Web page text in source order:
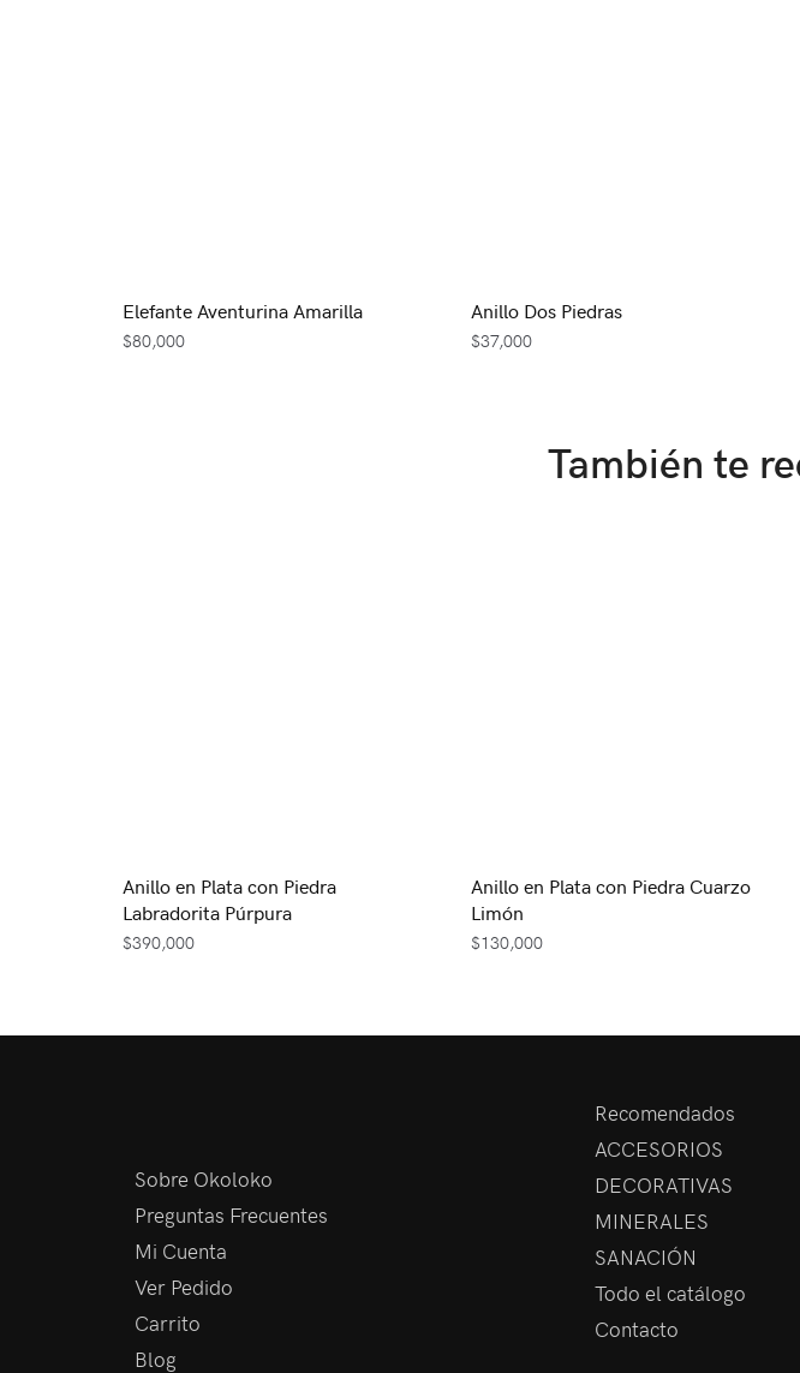
Elefante Aventurina Amarilla
$80,000
Anillo Dos Piedras
$37,000
También te
Anillo en Plata con Piedra
Labradorita Púrpura
$390,000
Anillo en Plata con Piedra Cuarzo
Limón
$130,000
Sobre Okoloko
Preguntas Frecuentes
Mi Cuenta
Ver Pedido
Carrito
Blog
Recomendados
ACCESORIOS
DECORATIVAS
MINERALES
SANACIÓN
Todo el catálogo
Contacto